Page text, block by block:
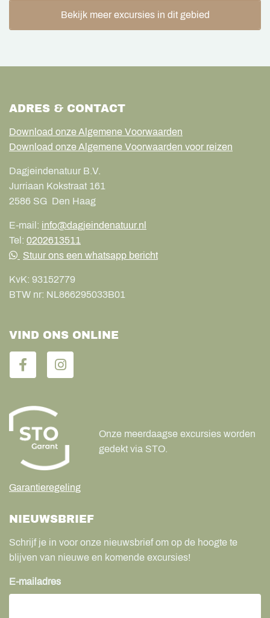
Bekijk meer excursies in dit gebied
ADRES & CONTACT
Download onze Algemene Voorwaarden
Download onze Algemene Voorwaarden voor reizen
Dagjeindenatuur B.V.
Jurriaan Kokstraat 161
2586 SG Den Haag
E-mail: info@dagjeindenatuur.nl
Tel: 0202613511
Stuur ons een whatsapp bericht
KvK: 93152779
BTW nr: NL866295033B01
VIND ONS ONLINE
Garantieregeling
Onze meerdaagse excursies worden
gedekt via STO.
NIEUWSBRIEF
Schrijf je in voor onze nieuwsbrief om op de hoogte te
blijven van nieuwe en komende excursies!
E-mailadres